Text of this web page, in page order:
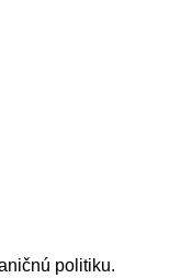
politiku.